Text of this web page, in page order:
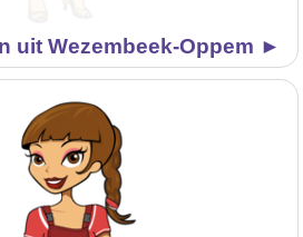
uit Wezembeek-Oppem ►